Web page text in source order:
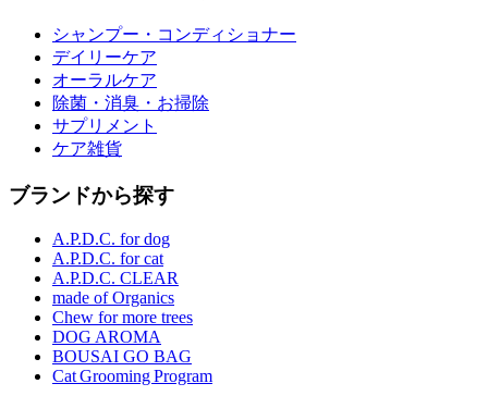
シャンプー・コンディショナー
デイリーケア
オーラルケア
除菌・消臭・お掃除
サプリメント
ケア雑貨
ブランドから探す
A.P.D.C. for dog
A.P.D.C. for cat
A.P.D.C. CLEAR
made of Organics
Chew for more trees
DOG AROMA
BOUSAI GO BAG
Cat Grooming Program